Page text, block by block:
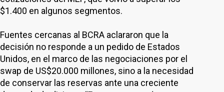
$1.400 en algunos segmentos.
Fuentes cercanas al BCRA aclararon que la
decisión no responde a un pedido de Estados
Unidos, en el marco de las negociaciones por el
swap de US$20.000 millones, sino a la necesidad
de conservar las reservas ante una creciente